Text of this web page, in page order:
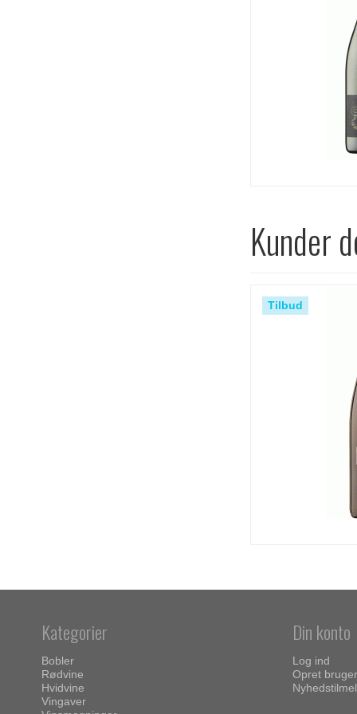
Kunder
Tilbud
Kategorier
Bobler
Rødvine
Hvidvine
Vingaver
Din konto
Log ind
Opret bruger